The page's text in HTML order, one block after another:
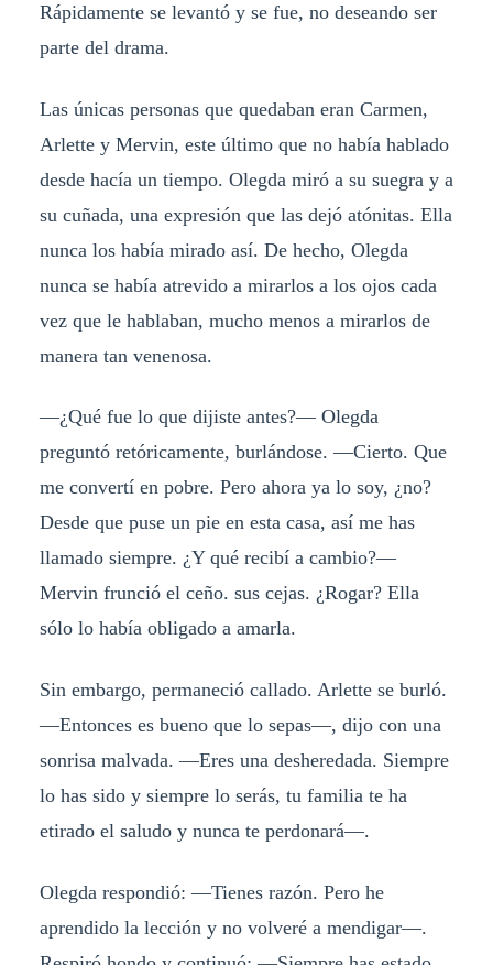
Rápidamente se levantó y se fue, no deseando ser
parte del drama.
Las únicas personas que quedaban eran Carmen,
Arlette y Mervin, este último que no había hablado
desde hacía un tiempo. Olegda miró a su suegra y a
su cuñada, una expresión que las dejó atónitas. Ella
nunca los había mirado así. De hecho, Olegda
nunca se había atrevido a mirarlos a los ojos cada
vez que le hablaban, mucho menos a mirarlos de
manera tan venenosa.
—¿Qué fue lo que dijiste antes?— Olegda
preguntó retóricamente, burlándose. —Cierto. Que
me convertí en pobre. Pero ahora ya lo soy, ¿no?
Desde que puse un pie en esta casa, así me has
llamado siempre. ¿Y qué recibí a cambio?—
Mervin frunció el ceño. sus cejas. ¿Rogar? Ella
sólo lo había obligado a amarla.
Sin embargo, permaneció callado. Arlette se burló.
—Entonces es bueno que lo sepas—, dijo con una
sonrisa malvada. —Eres una desheredada. Siempre
lo has sido y siempre lo serás, tu familia te ha
etirado el saludo y nunca te perdonará—.
Olegda respondió: —Tienes razón. Pero he
aprendido la lección y no volveré a mendigar—.